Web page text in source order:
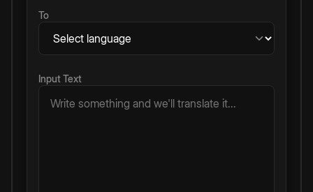
To
Input Text